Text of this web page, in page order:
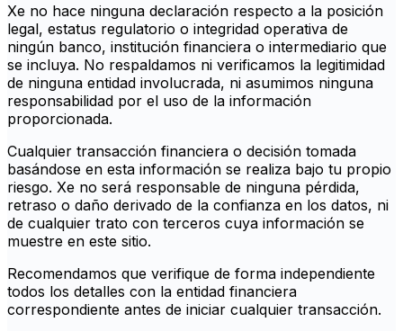
Xe no hace ninguna declaración respecto a la posición
legal, estatus regulatorio o integridad operativa de
ningún banco, institución financiera o intermediario que
se incluya. No respaldamos ni verificamos la legitimidad
de ninguna entidad involucrada, ni asumimos ninguna
responsabilidad por el uso de la información
proporcionada.
Cualquier transacción financiera o decisión tomada
basándose en esta información se realiza bajo tu propio
riesgo. Xe no será responsable de ninguna pérdida,
retraso o daño derivado de la confianza en los datos, ni
de cualquier trato con terceros cuya información se
muestre en este sitio.
Recomendamos que verifique de forma independiente
todos los detalles con la entidad financiera
correspondiente antes de iniciar cualquier transacción.